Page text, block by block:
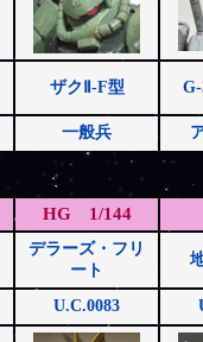
ザクⅡ-F型
一般兵
HG 1/144
デラーズ・フリ
ート
U.C.0083